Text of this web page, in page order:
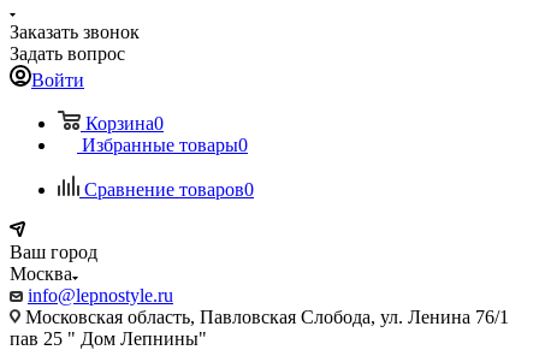
Заказать звонок
Задать вопрос
Войти
Корзина0
Избранные товары0
Сравнение товаров0
Ваш город
Москва
info@lepnostyle.ru
Московская область, Павловская Слобода, ул. Ленина 76/1
пав 25 " Дом Лепнины"